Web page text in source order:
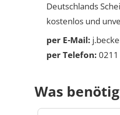
Deutschlands
kostenlos und
per E-Mail:
per Telefon:
Was